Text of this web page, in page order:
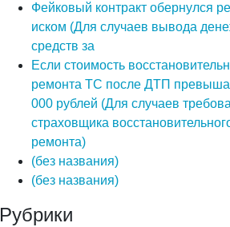
Фейковый контракт обернулся
иском (Для случаев вывода
средств за
Если стоимость
ремонта ТС после ДТП
000 рублей (Для случаев
страховщика
ремонта)
(без названия)
(без названия)
Рубрики